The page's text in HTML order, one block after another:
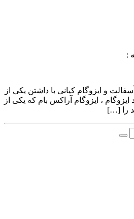
:
و ایزوگام کیانی با داشتن یکی از
ایزوگام ، ایزوگام آراکس بام که یکی از
را […]